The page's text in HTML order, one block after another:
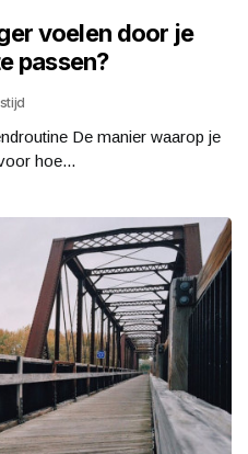
voelen door je
passen?
De manier waarop je
hoe...